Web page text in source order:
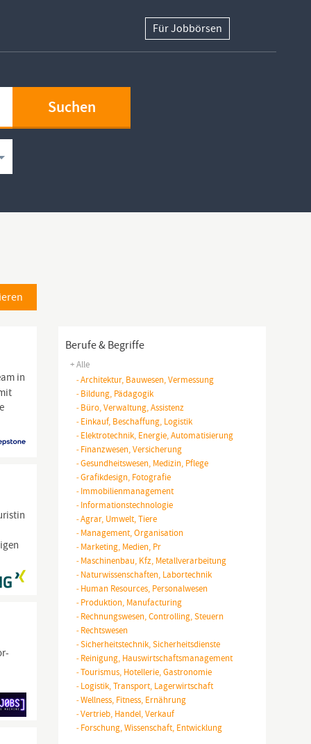
Für Jobbörsen
Berufe & Begriffe
+ Alle
-Architektur, Bauwesen, Vermessung
-Bildung, Pädagogik
-Büro, Verwaltung, Assistenz
-Einkauf, Beschaffung, Logistik
-Elektrotechnik, Energie, Automatisierung
-Finanzwesen, Versicherung
-Gesundheitswesen, Medizin, Pflege
-Grafikdesign, Fotografie
-Immobilienmanagement
-Informationstechnologie
-Agrar, Umwelt, Tiere
-Management, Organisation
-Marketing, Medien, Pr
-Maschinenbau, Kfz, Metallverarbeitung
-Naturwissenschaften, Labortechnik
-Human Resources, Personalwesen
-Produktion, Manufacturing
-Rechnungswesen, Controlling, Steuern
-Rechtswesen
-Sicherheitstechnik, Sicherheitsdienste
-Reinigung, Hauswirtschaftsmanagement
-Tourismus, Hotellerie, Gastronomie
-Logistik, Transport, Lagerwirtschaft
-Wellness, Fitness, Ernährung
-Vertrieb, Handel, Verkauf
-Forschung, Wissenschaft, Entwicklung
in